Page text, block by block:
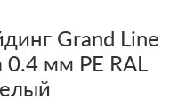
Grand Line
0.4 мм PE RAL